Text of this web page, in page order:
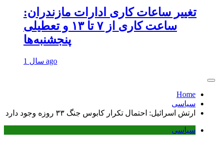
تغییر ساعات کاری ادارات مازندران:
ساعت کاری از ۷ تا ۱۳ و تعطیلی
پنجشنبه‌ها
1 سال ago
Home
سیاسی
ارتش اسرائیل: احتمال تکرار کابوس جنگ ۳۳ روزه وجود دارد
سیاسی